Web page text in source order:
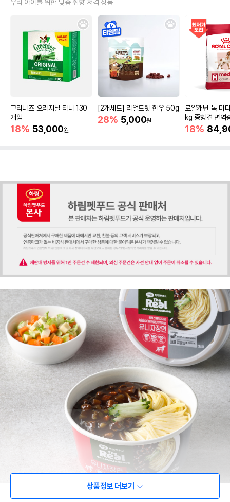
우리 아이를 위한 맞춤 취향 저격 상품
그리니즈 오리지널 티니 130
개입
18% 53,000원
[2개세트] 리얼트릿 한우 50g
28% 5,000원
로얄캐닌 독 미
kg 중형견 면역
18%
상품정보 더보기